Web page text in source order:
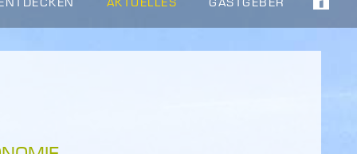
AKTUELLES GASTGEBER